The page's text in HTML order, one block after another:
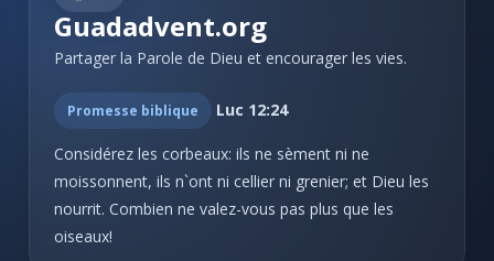
Guadadvent.org
Partager la Parole de Dieu et encourager les vies.
Promesse biblique Luc 12:24
Considérez les corbeaux: ils ne sèment ni ne
moissonnent, ils n`ont ni cellier ni grenier; et Dieu les
nourrit. Combien ne valez-vous pas plus que les
oiseaux!